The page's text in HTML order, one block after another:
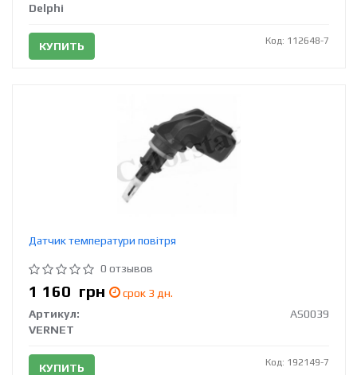
Delphi
КУПИТЬ Код: 112648-7
Датчик температури повітря
0 отзывов
1 160 грн
срок 3 дн.
Артикул:
AS0039
VERNET
КУПИТЬ Код: 192149-7